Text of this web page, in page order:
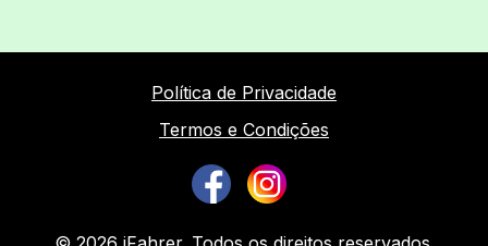
Política de Privacidade
Termos e Condições